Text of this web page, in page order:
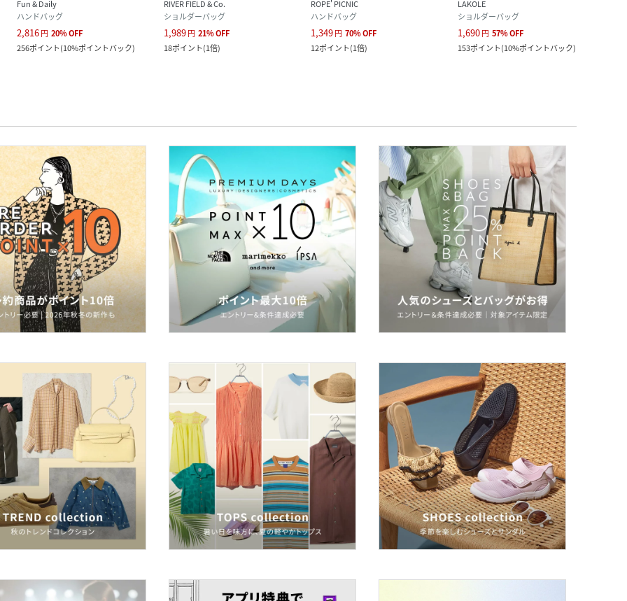
Fun & Daily
ハンドバッグ
2,816円 20%OFF
256ポイント(10%ポイントバック)
RIVER FIELD & Co.
ショルダーバッグ
1,989円 21%OFF
18ポイント(1倍)
ROPE' PICNIC
ハンドバッグ
1,349円 70%OFF
12ポイント(1倍)
LAKOLE
ショルダーバッグ
1,690円 57%OFF
153ポイント(10%ポイントバック)